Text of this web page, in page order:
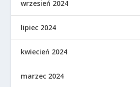
wrzesień 2024
lipiec 2024
kwiecień 2024
marzec 2024